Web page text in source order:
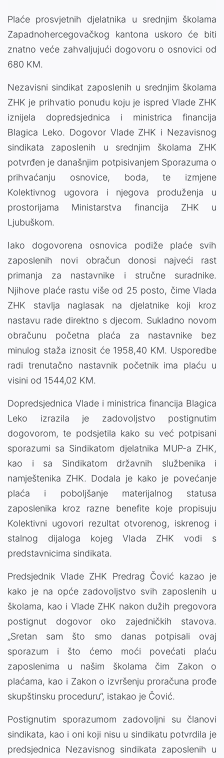
Plaće prosvjetnih djelatnika u srednjim školama
Zapadnohercegovačkog kantona uskoro će biti
znatno veće zahvaljujući dogovoru o osnovici od
680 KM.
Nezavisni sindikat zaposlenih u srednjim školama
ZHK je prihvatio ponudu koju je ispred Vlade ZHK
iznijela dopredsjednica i ministrica financija
Blagica Leko. Dogovor Vlade ZHK i Nezavisnog
sindikata zaposlenih u srednjim školama ZHK
potvrđen je današnjim potpisivanjem Sporazuma o
prihvaćanju osnovice, boda, te izmjene
Kolektivnog ugovora i njegova produženja u
prostorijama Ministarstva financija ZHK u
Ljubuškom.
Iako dogovorena osnovica podiže plaće svih
zaposlenih novi obračun donosi najveći rast
primanja za nastavnike i stručne suradnike.
Njihove plaće rastu više od 25 posto, čime Vlada
ZHK stavlja naglasak na djelatnike koji kroz
nastavu rade direktno s djecom. Sukladno novom
obračunu početna plaća za nastavnike bez
minulog staža iznosit će 1958,40 KM. Usporedbe
radi trenutačno nastavnik početnik ima plaću u
visini od 1544,02 KM.
Dopredsjednica Vlade i ministrica financija Blagica
Leko izrazila je zadovoljstvo postignutim
dogovorom, te podsjetila kako su već potpisani
sporazumi sa Sindikatom djelatnika MUP-a ZHK,
kao i sa Sindikatom državnih službenika i
namještenika ZHK. Dodala je kako je povećanje
plaća i poboljšanje materijalnog statusa
zaposlenika kroz razne benefite koje propisuju
Kolektivni ugovori rezultat otvorenog, iskrenog i
stalnog dijaloga kojeg Vlada ZHK vodi s
predstavnicima sindikata.
Predsjednik Vlade ZHK Predrag Čović kazao je
kako je na opće zadovoljstvo svih zaposlenih u
školama, kao i Vlade ZHK nakon dužih pregovora
postignut dogovor oko zajedničkih stavova.
„Sretan sam što smo danas potpisali ovaj
sporazum i što ćemo moći povećati plaću
zaposlenima u našim školama čim Zakon o
plaćama, kao i Zakon o izvršenju proračuna prođe
skupštinsku proceduru“, istakao je Čović.
Postignutim sporazumom zadovoljni su članovi
sindikata, kao i oni koji nisu u sindikatu potvrdila je
predsjednica Nezavisnog sindikata zaposlenih u